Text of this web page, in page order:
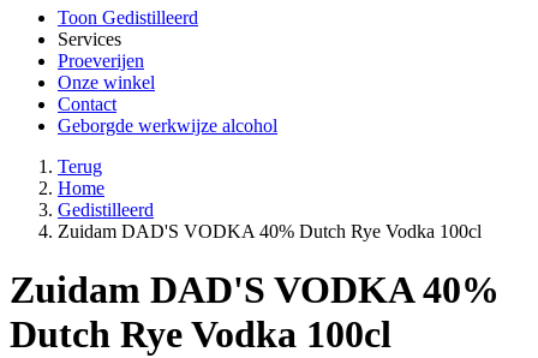
Toon Gedistilleerd
Services
Proeverijen
Onze winkel
Contact
Geborgde werkwijze alcohol
Terug
Home
Gedistilleerd
Zuidam DAD'S VODKA 40% Dutch Rye Vodka 100cl
Zuidam DAD'S VODKA 40%
Dutch Rye Vodka 100cl